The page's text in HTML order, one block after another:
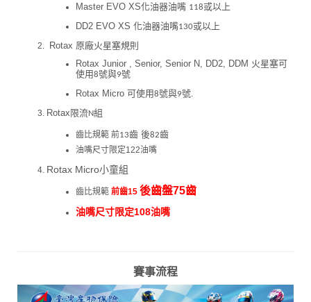
Master EVO XS化油器油嘴 118或以上
DD2 EVO XS 化油器油嘴130或以上
Rotax 原廠火星塞規則
Rotax Junior , Senior, Senior N, DD2, DDM 火星塞可
使用8號與9號
Rotax Micro 可使用8號與9號
Rotax限流N組
齒比規範 前13齒 後82齒
油嘴尺寸限定122油嘴
Rotax Micro小童組
齒比規範 前齒15 後齒盤75齒
油嘴尺寸限定108油嘴
賽事流程